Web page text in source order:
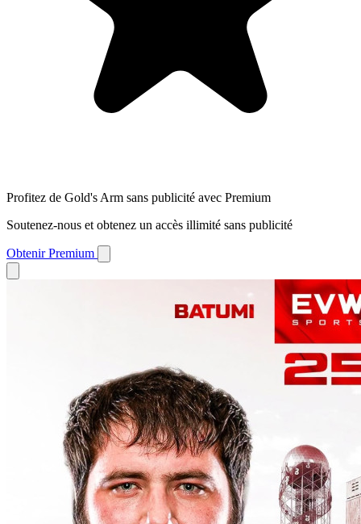
Profitez de Gold's Arm sans publicité avec Premium
Soutenez-nous et obtenez un accès illimité sans publicité
Obtenir Premium